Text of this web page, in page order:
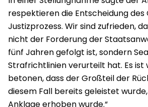
respektieren die Entscheidung
Justizprozess. Wir sind zufrieden,
nicht der Forderung der
fünf Jahren gefolgt ist, sondern
Strafrichtlinien verurteilt hat. Es ist
betonen, dass der Großteil der
diesem Fall bereits geleistet
Anklage erhoben wurde.“